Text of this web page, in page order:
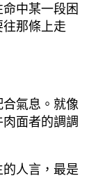
中某一段困
那條上走
氣息。就像
面者的調調
人言，最是